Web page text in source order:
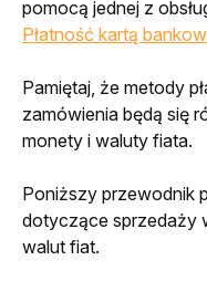
Płatność kartą
Pamiętaj, że metody
zamówienia będą się
monety i waluty fiata.
Poniższy przewodnik
dotyczące sprzedaży
walut fiat.